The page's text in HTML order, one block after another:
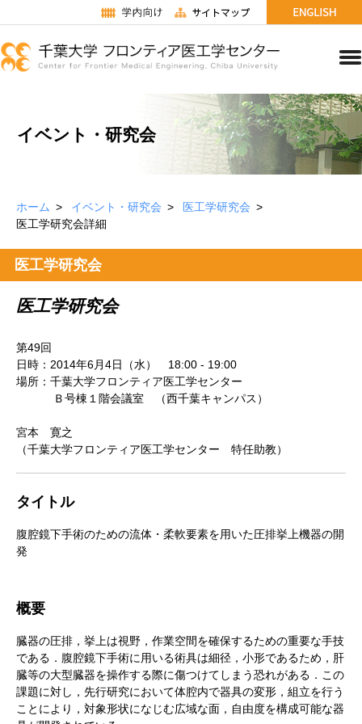
イベント・研究会
ホーム イベント・研究会
医工学研究会
医工学研究会詳細
医工学研究会
医工学研究会
第49回
日時：2014年6月4日（水） 18:00 - 19:00
場所：千葉大学フロンティア医工学センター
Ｂ号棟１階会議室 （西千葉キャンパス）
宮本 寛之
（千葉大学フロンティア医工学センター 特任助教）
タイトル
腹腔鏡下手術のための流体・柔軟要素を用いた圧排挙上機器の開
発
概要
臓器の圧排，挙上は視野，作業空間を確保するための重要な手技
である．腹腔鏡下手術に用いる術具は細径，小形であるため，肝
臓等の大型臓器を操作する際に傷つけてしまう恐れがある．この
課題に対し，先行研究において体腔内で器具の変形，組立を行う
ことにより，対象形状になじむ広域な面，自由度を構成可能な器